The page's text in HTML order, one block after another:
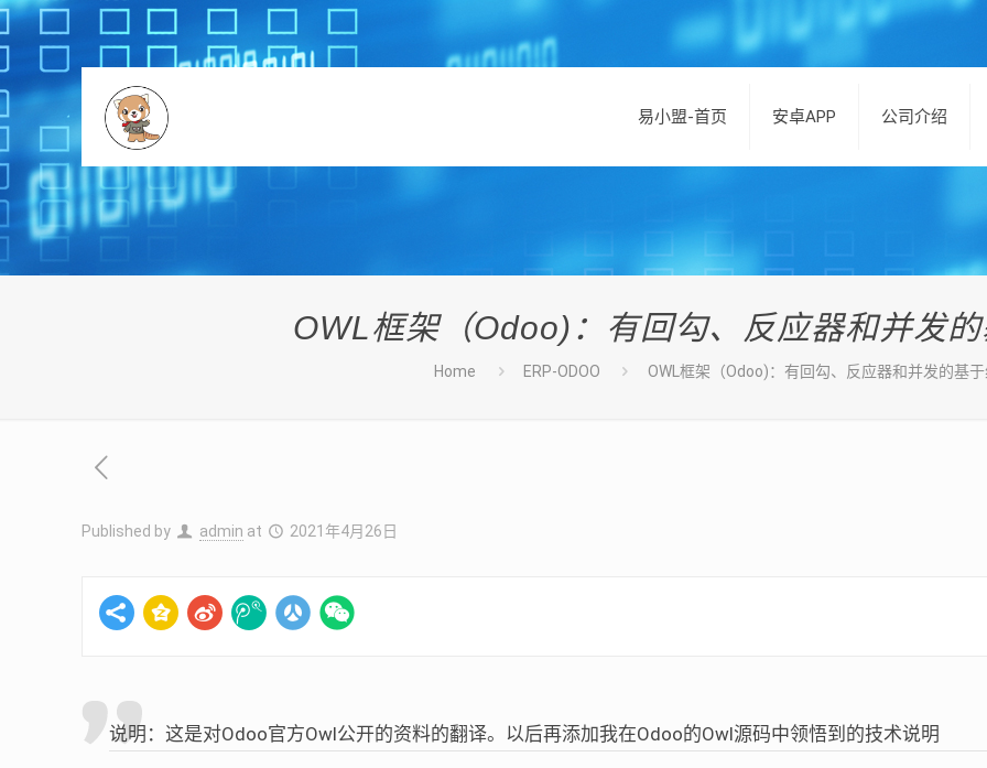
易小盟-首页 安卓APP 公司介绍
OWL框架（Odoo)：有回勾、反应器和并发
Home ERP-ODOO OWL框架（Odoo)：有回勾、反应器和并发的基
Published by admin at 2021年4月26日
说明：这是对Odoo官方Owl公开的资料的翻译。以后再添加我在Odoo的Owl源码中领悟到的技术说明